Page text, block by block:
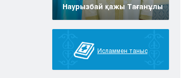
Наурызбай қажы Тағанұлы
Исламмен таныс